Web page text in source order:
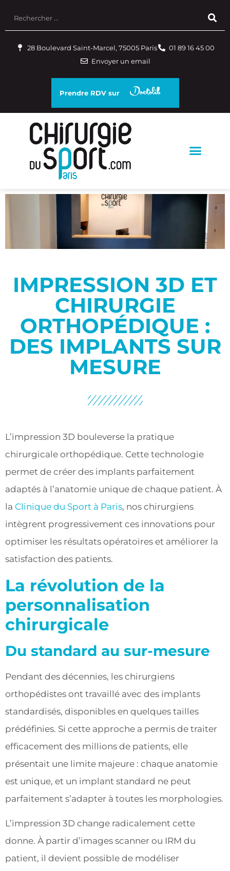
28 Boulevard Saint-Marcel, 75005 Paris
01 89 16 45 00
Envoyer un email
Prendre RDV sur
IMPRESSION 3D ET
CHIRURGIE
ORTHOPÉDIQUE :
DES IMPLANTS SUR
MESURE
L’impression 3D bouleverse la pratique
chirurgicale orthopédique. Cette technologie
permet de créer des implants parfaitement
adaptés à l’anatomie unique de chaque patient. À
la Clinique du Sport à Paris, nos chirurgiens
intègrent progressivement ces innovations pour
optimiser les résultats opératoires et améliorer la
satisfaction des patients.
La révolution de la
personnalisation
chirurgicale
Du standard au sur-mesure
Pendant des décennies, les chirurgiens
orthopédistes ont travaillé avec des implants
standardisés, disponibles en quelques tailles
prédéfinies. Si cette approche a permis de traiter
efficacement des millions de patients, elle
présentait une limite majeure : chaque anatomie
est unique, et un implant standard ne peut
parfaitement s’adapter à toutes les morphologies.
L’impression 3D change radicalement cette
donne. À partir d’images scanner ou IRM du
patient, il devient possible de modéliser